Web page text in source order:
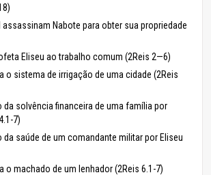
Nabote para obter sua propriedade
Eliseu ao trabalho comum (2Reis 2—6)
o sistema de irrigação de uma cidade (2Reis
da solvência financeira de uma família por
7)
da saúde de um comandante militar por Eliseu
o machado de um lenhador (2Reis 6.1-7)